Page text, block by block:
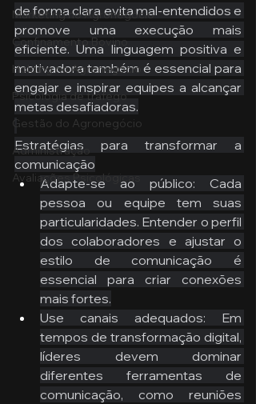
Marketing no Agronegócio
Confinamento Bovino
Holding no Agronegócio
Psicologia de tráfego
Gestão do Agronegócio
Administração
Avaliações Psicológicas
de forma clara evita mal-entendidos e
promove uma execução mais
eficiente. Uma linguagem positiva e
motivadora também é essencial para
engajar e inspirar equipes a alcançar
metas desafiadoras.
Estratégias para transformar a
comunicação
Adapte-se ao público: Cada
pessoa ou equipe tem suas
particularidades. Entender o perfil
dos colaboradores e ajustar o
estilo de comunicação é
essencial para criar conexões
mais fortes.
Use canais adequados: Em
tempos de transformação digital,
líderes devem dominar
diferentes ferramentas de
comunicação, como reuniões